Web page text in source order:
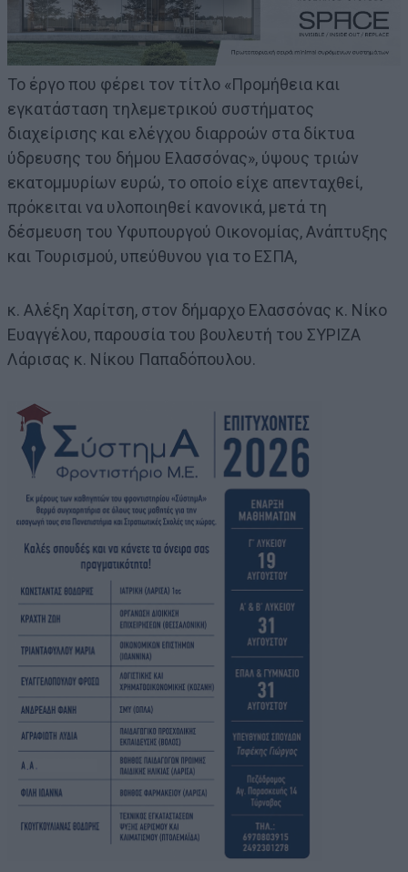
Το έργο που φέρει τον τίτλο «Προμήθεια και
εγκατάσταση τηλεμετρικού συστήματος
διαχείρισης και ελέγχου διαρροών στα δίκτυα
ύδρευσης του δήμου Ελασσόνας», ύψους τριών
εκατομμυρίων ευρώ, το οποίο είχε απενταχθεί,
πρόκειται να υλοποιηθεί κανονικά, μετά τη
δέσμευση του Υφυπουργού Οικονομίας, Ανάπτυξης
και Τουρισμού, υπεύθυνου για το ΕΣΠΑ,
κ. Αλέξη Χαρίτση, στον δήμαρχο Ελασσόνας κ. Νίκο
Ευαγγέλου, παρουσία του βουλευτή του ΣΥΡΙΖΑ
Λάρισας κ. Νίκου Παπαδόπουλου.